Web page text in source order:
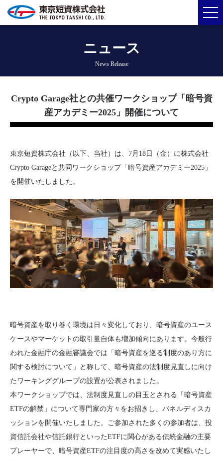
ニュース
News Release
Crypto Garage社との共催ワークショップ「暗号資
産アカデミー2025」開催について
東京短資株式会社（以下、当社）は、7月18日（金）に株式会社
Crypto Garageと共同ワークショップ「暗号資産アカデミー2025」
を開催いたしました。
暗号資産を取り巻く環境は日々変化しており、暗号資産のユース
ケースやマーケットの取引量自体も増加傾向にあります。今般行
われた金融庁の金融審議会では「暗号資産を巡る制度のあり方に
関する検討について」と称して、暗号資産の法制度見直しに向け
たワーキンググループの設置が公表されました。
本ワークショップでは、法制度見直しの目玉とされる「暗号資産
ETFの解禁」について専門家の方々をお招きし、パネルディスカ
ッションを開催いたしました。ご参加された多くの参加者は、投
資信託会社や信託銀行といったETFに関心がある伝統金融の主要
プレーヤーで、暗号資産ETFの注目度の高さを改めて実感いたし